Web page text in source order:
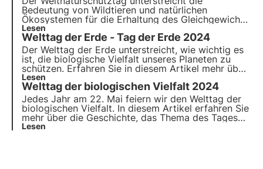
Bedeutung von Wildtieren und natürlichen
Ökosystemen für die Erhaltung des Gleichgewichts
auf unserem Planeten. Erfahren Sie in diesem
Artikel mehr über die Geschichte des
Welttierschutztages, das Thema 2024 und das
Engagement von 3Bee für die Überwachung und
Regeneration der biologischen Vielfalt.
Lesen
Welttag der Erde - Tag der Erde 2024
Der Welttag der Erde unterstreicht, wie wichtig es
ist, die biologische Vielfalt unseres Planeten zu
schützen. Erfahren Sie in diesem Artikel mehr über
die Geschichte des Earth Day, das Thema 2024
und das Engagement von 3Bee für die
Überwachung und den Schutz bestäubender
Insekten.
Lesen
Welttag der biologischen Vielfalt 2024
Jedes Jahr am 22. Mai feiern wir den Welttag der
biologischen Vielfalt. In diesem Artikel erfahren Sie
mehr über die Geschichte, das Thema des Tages
2024 und das Engagement von 3Bee für die
Lesen